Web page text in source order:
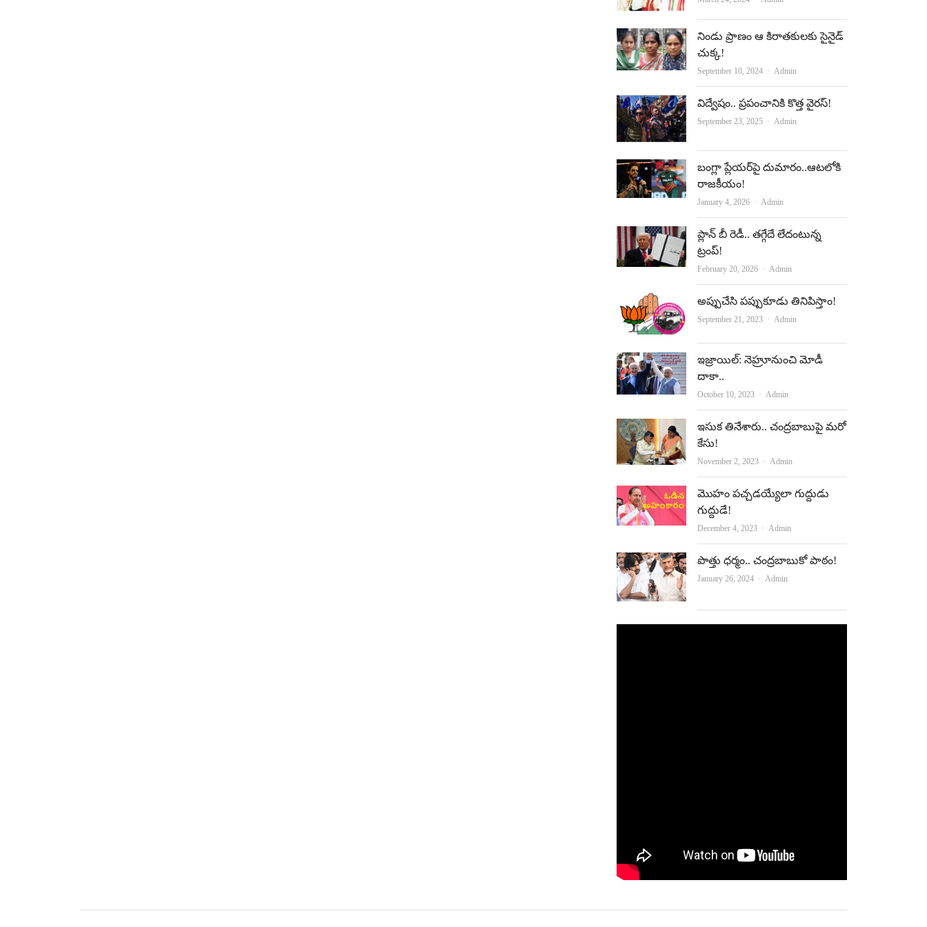
నిండు ప్రాణం ఆ కిరాతకులకు సైనైడ్‌
చుక్క!
September 10, 2024 Author
Admin
విద్వేషం.. ప్రపంచానికి కొత్త వైరస్‌!
September 23, 2025 Author
Admin
బంగ్లా ప్లేయర్‌పై దుమారం..ఆటలోకి
రాజకీయం!
January 4, 2026 Author
Admin
ప్లాన్‌ బీ రెడీ.. తగ్గేదే లేదంటున్న
ట్రంప్‌!
February 20, 2026 Author
Admin
అప్పుచేసి పప్పుకూడు తినిపిస్తాం!
September 21, 2023 Author
Admin
ఇజ్రాయిల్‌: నెహ్రూనుంచి మోడీ
దాకా..
October 10, 2023 Author
Admin
ఇసుక తినేశారు.. చంద్రబాబుపై మరో
కేసు!
November 2, 2023 Author
Admin
మొహం పచ్చడయ్యేలా గుద్దుడు
గుద్దుడే!
December 4, 2023 Author
Admin
పొత్తు ధ‌ర్మం.. చంద్ర‌బాబుకో పాఠం!
January 26, 2024 Author
Admin